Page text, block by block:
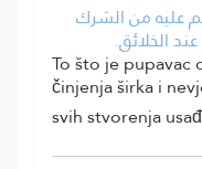
عليه من الشرك
الخلائق.
To što je pupavac
činjenja širka i
svih stvorenja